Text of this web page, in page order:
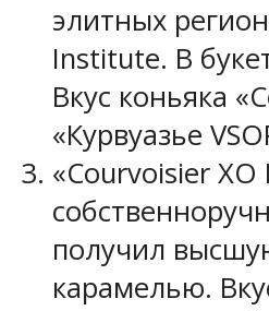
элитных
Institute. В
Вкус коньяка
«Курвуазье
«Courvoisier
получил
карамелью.